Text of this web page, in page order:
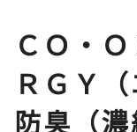
ＣＯ・
ＲＧＹ
防臭（